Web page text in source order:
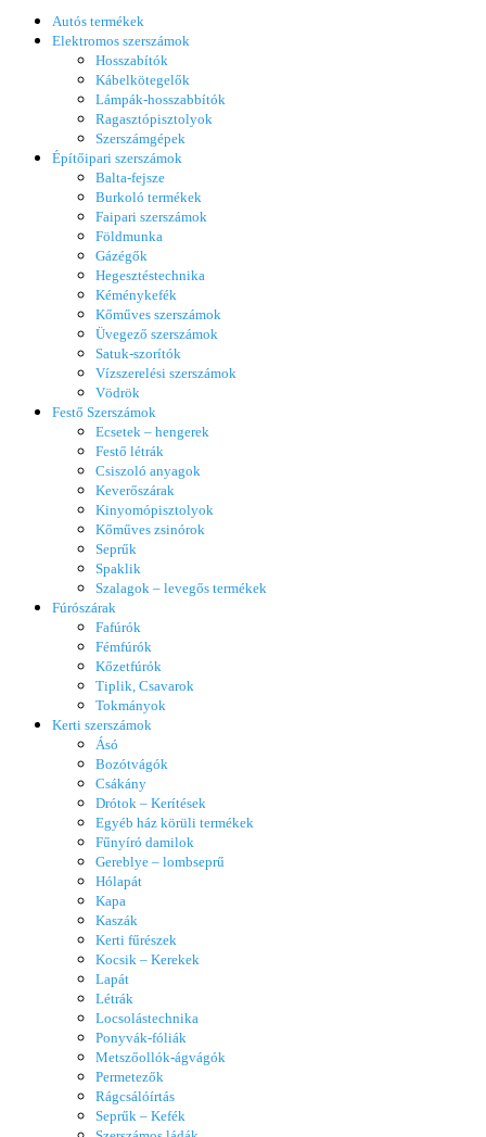
Autós termékek
Elektromos szerszámok
Hosszabítók
Kábelkötegelők
Lámpák-hosszabbítók
Ragasztópisztolyok
Szerszámgépek
Építőipari szerszámok
Balta-fejsze
Burkoló termékek
Faipari szerszámok
Földmunka
Gázégők
Hegesztéstechnika
Kéménykefék
Kőműves szerszámok
Üvegező szerszámok
Satuk-szorítók
Vízszerelési szerszámok
Vödrök
Festő Szerszámok
Ecsetek – hengerek
Festő létrák
Csiszoló anyagok
Keverőszárak
Kinyomópisztolyok
Kőműves zsinórok
Seprűk
Spaklik
Szalagok – levegős termékek
Fúrószárak
Fafúrók
Fémfúrók
Kőzetfúrók
Tiplik, Csavarok
Tokmányok
Kerti szerszámok
Ásó
Bozótvágók
Csákány
Drótok – Kerítések
Egyéb ház körüli termékek
Fűnyíró damilok
Gereblye – lombseprű
Hólapát
Kapa
Kaszák
Kerti fűrészek
Kocsik – Kerekek
Lapát
Létrák
Locsolástechnika
Ponyvák-fóliák
Metszőollók-ágvágók
Permetezők
Rágcsálóírtás
Seprűk – Kefék